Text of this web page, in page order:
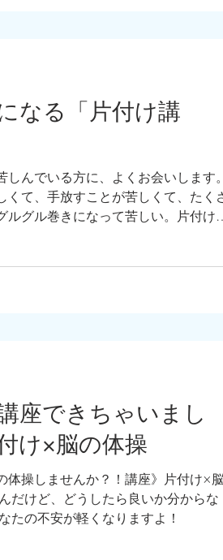
なる「片付け講
しんでいる方に、よくお会いします。
くて、手放すことが苦しくて、たく
ルグル巻きになって苦しい。片付け
座できちゃいまし
け×脳の体操
体操しませんか？！講座》片付け×
だけど、どうしたら良いか分からな
たの不安が軽くなりますよ！